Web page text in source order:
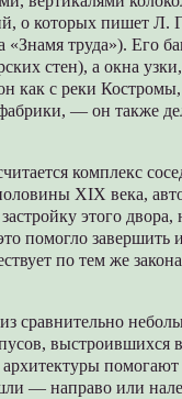
о которых пишет Л.
труда»). Его
стен), а окна
как с реки
— он также
комплекс
XIX века,
этого
помогло завершить
по тем же
сравнительно
выстроившихся
помогают
— направо или